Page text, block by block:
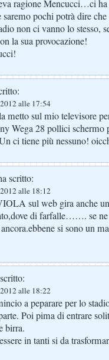
ragione Mencucci…ci
pochi potrà dire che
non ci vanno lo stesso,
la sua provocazione!
alle 17:54
metto sul mio televisore
Wega 28 pollici schermo
ci tiene più nessuno!
scritto:
alle 18:12
sul web gira anche
di farfalle……. se
si sono un
alle 18:22
a peparare per lo
Poi pima di entrare
birra.
in tanti si da